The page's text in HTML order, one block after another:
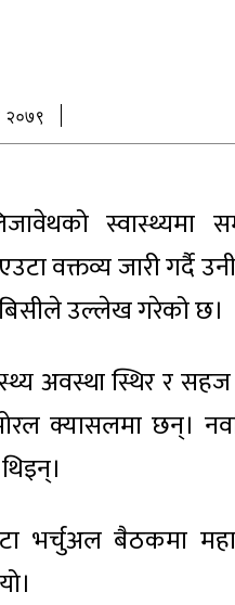
२०७९
वक्तव्य जारी गर्दै
उल्लेख गरेको छ।
अवस्था स्थिर र
क्यासलमा छन्।
भर्चुअल बैठकमा